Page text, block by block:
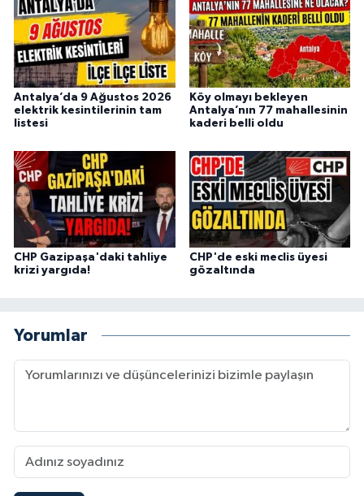
Antalya’da 9 Ağustos 2026
elektrik kesintilerinin tam
listesi
Köy olmayı bekleyen
Antalya’nın 77 mahallesinin
kaderi belli oldu
CHP Gazipaşa'daki tahliye
krizi yargıda!
CHP'de eski meclis üyesi
gözaltında
Yorumlar